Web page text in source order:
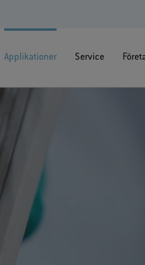
Applikationer Service